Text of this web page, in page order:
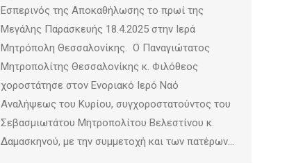
Εσπερινός της Αποκαθήλωσης το πρωί της
Μεγάλης Παρασκευής 18.4.2025 στην Ιερά
Μητρόπολη Θεσσαλονίκης. Ο Παναγιώτατος
Μητροπολίτης Θεσσαλονίκης κ. Φιλόθεος
χοροστάτησε στον Ενοριακό Ιερό Ναό
Αναλήψεως του Κυρίου, συγχοροστατούντος του
Σεβασμιωτάτου Μητροπολίτου Βελεστίνου κ.
Δαμασκηνού, με την συμμετοχή και των πατέρων…